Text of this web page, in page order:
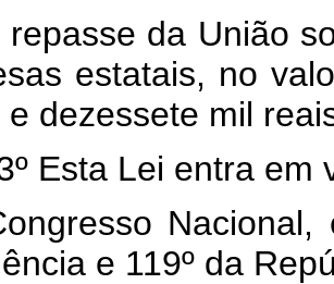
da União sob
estatais, no
dezessete mil
Lei entra em
Nacional,
e 119º da